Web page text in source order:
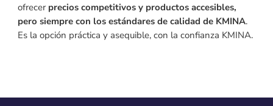
ofrecer precios competitivos y productos accesibles,
pero siempre con los estándares de calidad de KMINA.
Es la opción práctica y asequible, con la confianza KMINA.